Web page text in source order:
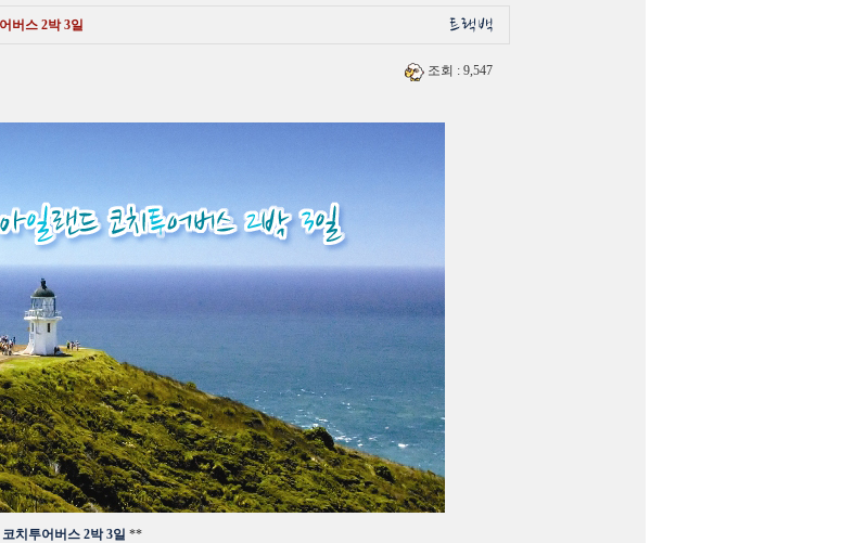
버스 2박 3일
조회 : 9,547
치투어버스 2박 3일 **